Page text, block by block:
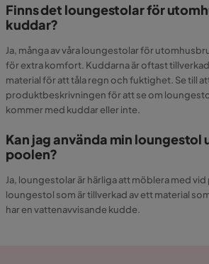
Finns det loungestolar för
kuddar?
Ja, många av våra loungestolar för
för extra komfort. Kuddarna är oftast
material för att tåla regn och fuktighet. Se till
produktbeskrivningen för att se om
kommer med kuddar eller inte.
Kan jag använda min loungestol
poolen?
Ja, loungestolar är härliga att möblera med vid
loungestol som är tillverkad av ett material
har en vattenavvisande kudde.